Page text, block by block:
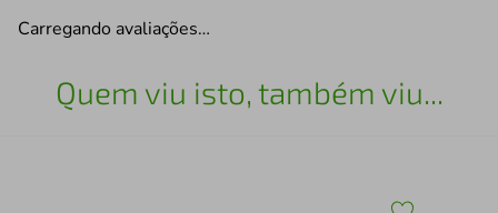
Carregando avaliações…
Quem viu isto, também viu...